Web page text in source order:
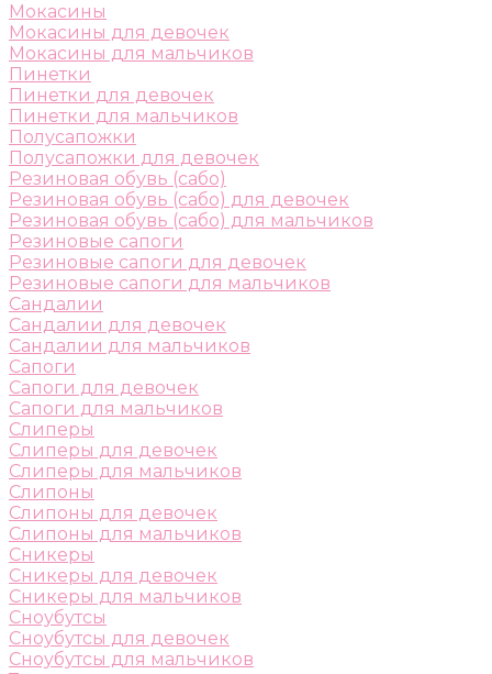
Мокасины
Мокасины для девочек
Мокасины для мальчиков
Пинетки
Пинетки для девочек
Пинетки для мальчиков
Полусапожки
Полусапожки для девочек
Резиновая обувь (сабо)
Резиновая обувь (сабо) для девочек
Резиновая обувь (сабо) для мальчиков
Резиновые сапоги
Резиновые сапоги для девочек
Резиновые сапоги для мальчиков
Сандалии
Сандалии для девочек
Сандалии для мальчиков
Сапоги
Сапоги для девочек
Сапоги для мальчиков
Слиперы
Слиперы для девочек
Слиперы для мальчиков
Слипоны
Слипоны для девочек
Слипоны для мальчиков
Сникеры
Сникеры для девочек
Сникеры для мальчиков
Сноубутсы
Сноубутсы для девочек
Сноубутсы для мальчиков